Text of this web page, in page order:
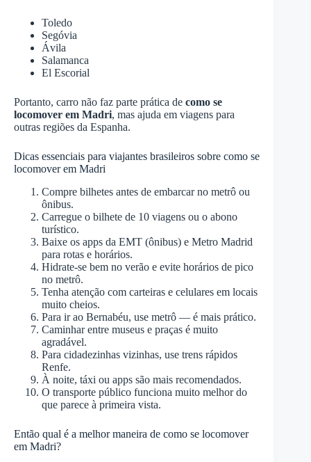
Toledo
Segóvia
Ávila
Salamanca
El Escorial
Portanto, carro não faz parte prática de como se
locomover em Madri, mas ajuda em viagens para
outras regiões da Espanha.
Dicas essenciais para viajantes brasileiros sobre como se
locomover em Madri
Compre bilhetes antes de embarcar no metrô ou
ônibus.
Carregue o bilhete de 10 viagens ou o abono
turístico.
Baixe os apps da EMT (ônibus) e Metro Madrid
para rotas e horários.
Hidrate-se bem no verão e evite horários de pico
no metrô.
Tenha atenção com carteiras e celulares em locais
muito cheios.
Para ir ao Bernabéu, use metrô — é mais prático.
Caminhar entre museus e praças é muito
agradável.
Para cidadezinhas vizinhas, use trens rápidos
Renfe.
À noite, táxi ou apps são mais recomendados.
O transporte público funciona muito melhor do
que parece à primeira vista.
Então qual é a melhor maneira de como se locomover
em Madri?